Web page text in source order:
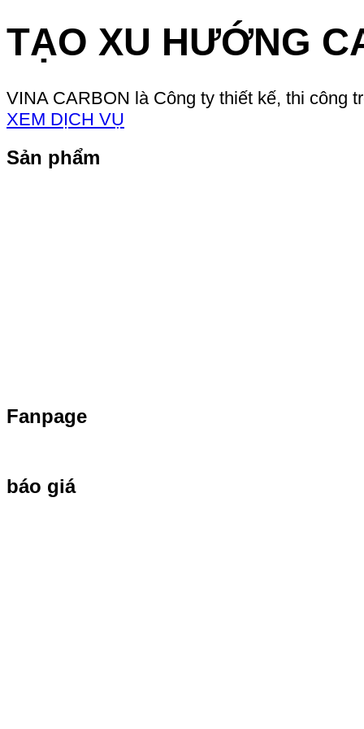
TẠO XU HƯỚNG
VINA CARBON là Công ty thiết kế, thi công
XEM DỊCH VỤ
Sản phẩm
Fanpage
báo giá